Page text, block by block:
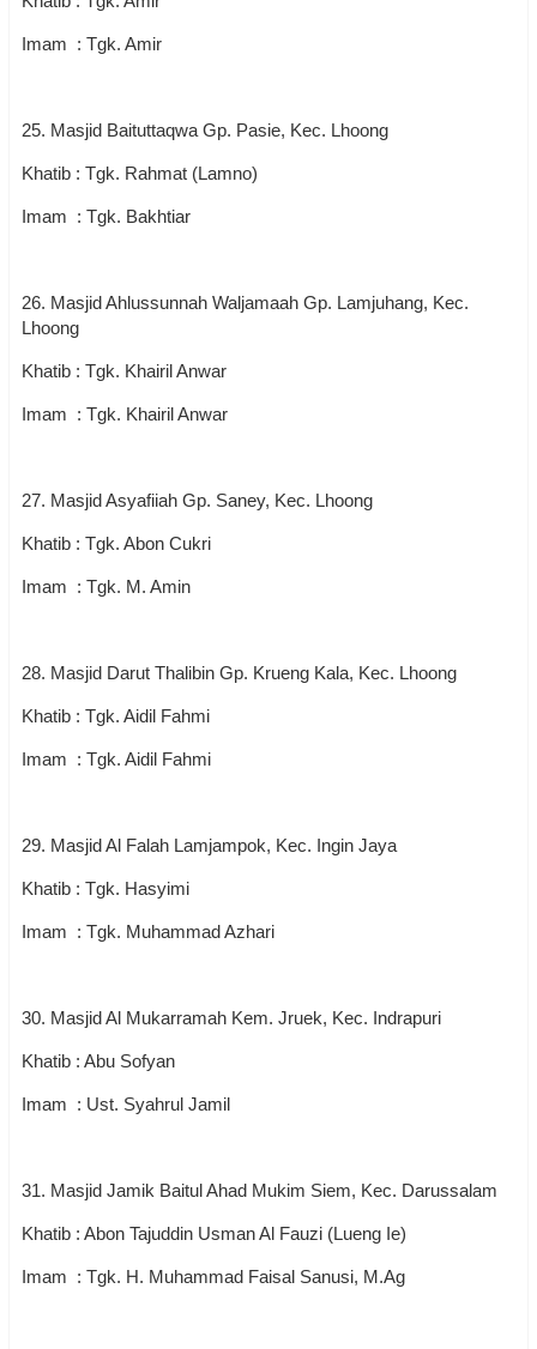
Imam : Tgk. Amir
25. Masjid Baituttaqwa Gp. Pasie, Kec. Lhoong
Khatib : Tgk. Rahmat (Lamno)
Imam : Tgk. Bakhtiar
26. Masjid Ahlussunnah Waljamaah Gp. Lamjuhang, Kec.
Lhoong
Khatib : Tgk. Khairil Anwar
Imam : Tgk. Khairil Anwar
27. Masjid Asyafiiah Gp. Saney, Kec. Lhoong
Khatib : Tgk. Abon Cukri
Imam : Tgk. M. Amin
28. Masjid Darut Thalibin Gp. Krueng Kala, Kec. Lhoong
Khatib : Tgk. Aidil Fahmi
Imam : Tgk. Aidil Fahmi
29. Masjid Al Falah Lamjampok, Kec. Ingin Jaya
Khatib : Tgk. Hasyimi
Imam : Tgk. Muhammad Azhari
30. Masjid Al Mukarramah Kem. Jruek, Kec. Indrapuri
Khatib : Abu Sofyan
Imam : Ust. Syahrul Jamil
31. Masjid Jamik Baitul Ahad Mukim Siem, Kec. Darussalam
Khatib : Abon Tajuddin Usman Al Fauzi (Lueng Ie)
Imam : Tgk. H. Muhammad Faisal Sanusi, M.Ag